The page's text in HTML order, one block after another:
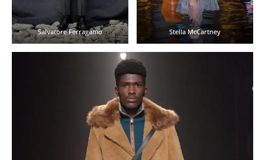
Salvatore Ferragamo Stella McCartney